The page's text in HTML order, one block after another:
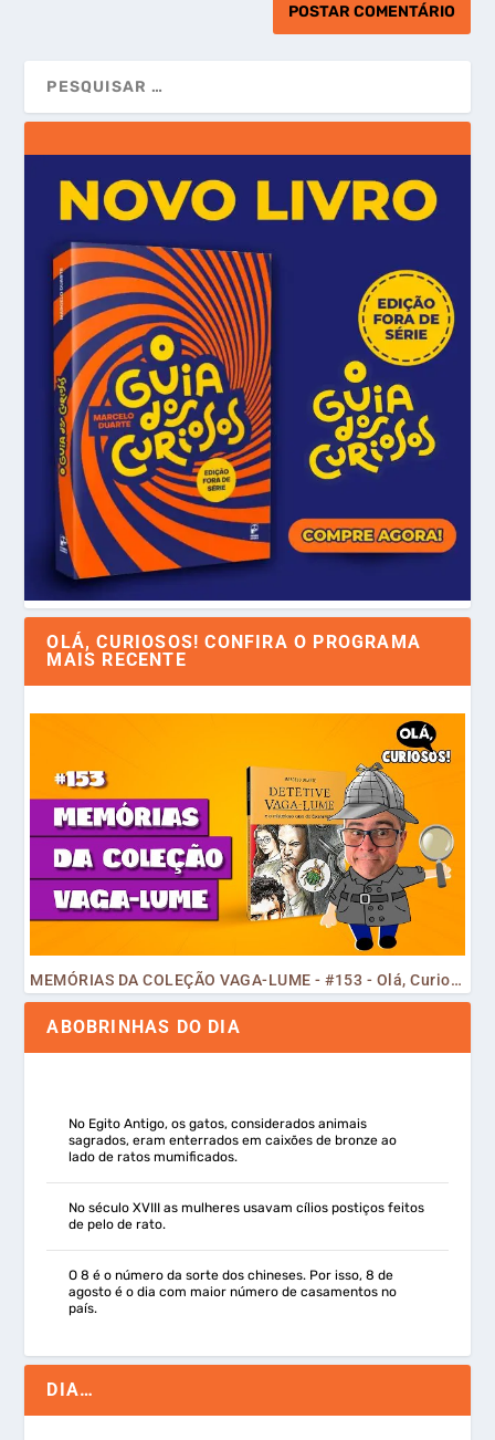
OLÁ, CURIOSOS! CONFIRA O PROGRAMA
MAIS RECENTE
MEMÓRIAS DA COLEÇÃO VAGA-LUME - #153 - Olá, Curiosos! 2023
ABOBRINHAS DO DIA
No Egito Antigo, os gatos, considerados animais
sagrados, eram enterrados em caixões de bronze ao
lado de ratos mumificados.
No século XVIII as mulheres usavam cílios postiços feitos
de pelo de rato.
O 8 é o número da sorte dos chineses. Por isso, 8 de
agosto é o dia com maior número de casamentos no
país.
DIA…